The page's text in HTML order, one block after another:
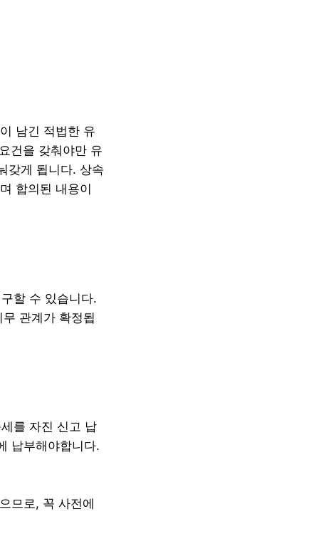
남긴 적법한 유
건을 갖춰야만 유
갖게 됩니다. 상속
합의된 내용이
할 수 있습니다.
관계가 확정됩
를 자진 신고 납
납부해야합니다.
므로, 꼭 사전에